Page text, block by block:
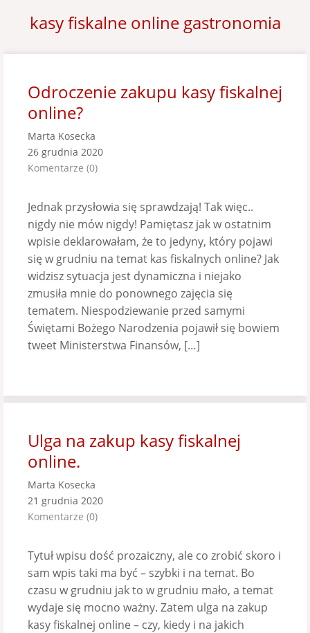
kasy fiskalne online gastronomia
Odroczenie zakupu kasy fiskalnej
online?
Marta Kosecka
26 grudnia 2020
Komentarze (0)
Jednak przysłowia się sprawdzają! Tak więc..
nigdy nie mów nigdy! Pamiętasz jak w ostatnim
wpisie deklarowałam, że to jedyny, który pojawi
się w grudniu na temat kas fiskalnych online? Jak
widzisz sytuacja jest dynamiczna i niejako
zmusiła mnie do ponownego zajęcia się
tematem. Niespodziewanie przed samymi
Świętami Bożego Narodzenia pojawił się bowiem
tweet Ministerstwa Finansów, […]
Ulga na zakup kasy fiskalnej
online.
Marta Kosecka
21 grudnia 2020
Komentarze (0)
Tytuł wpisu dość prozaiczny, ale co zrobić skoro i
sam wpis taki ma być – szybki i na temat. Bo
czasu w grudniu jak to w grudniu mało, a temat
wydaje się mocno ważny. Zatem ulga na zakup
kasy fiskalnej online – czy, kiedy i na jakich